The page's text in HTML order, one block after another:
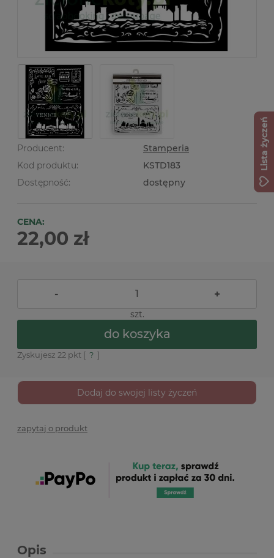
Producent:
Stamperia
Kod produktu:
KSTD183
Dostępność:
dostępny
CENA:
22,00 zł
- +
szt.
do koszyka
Zyskujesz 22 pkt [ ? ]
Dodaj do swojej listy życzeń
zapytaj o produkt
Opis
Lista życzeń